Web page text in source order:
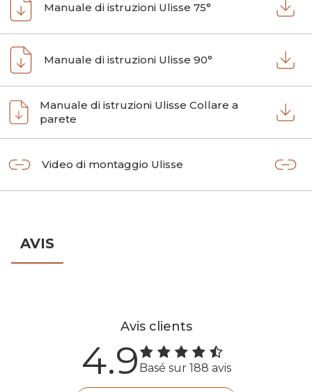
Manuale di istruzioni Ulisse 75°
Manuale di istruzioni Ulisse 90°
Manuale di istruzioni Ulisse Collare a
parete
Video di montaggio Ulisse
AVIS
Avis clients
4.9 Basé sur 188 avis